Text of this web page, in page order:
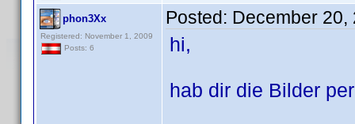
phon3Xx
Registered: November 1, 2009
Posts: 6
Posted: December 20,
hi,
hab dir die Bilder